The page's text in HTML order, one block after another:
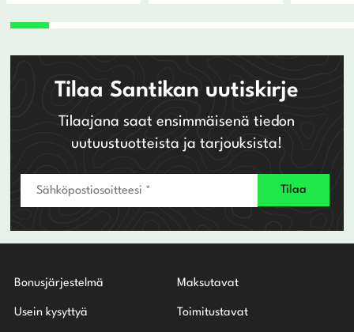
Tilaa Santikan uutiskirje
Tilaajana saat ensimmäisenä tiedon
uutuustuotteista ja tarjouksista!
Bonusjärjestelmä
Usein kysyttyä
Maksutavat
Toimitustavat